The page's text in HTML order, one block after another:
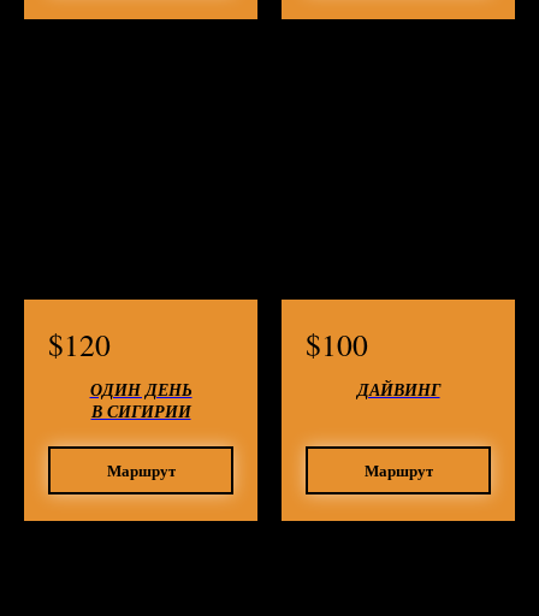
$120
ОДИН ДЕНЬ
В СИГИРИИ
Маршрут
$100
ДАЙВИНГ
Маршрут